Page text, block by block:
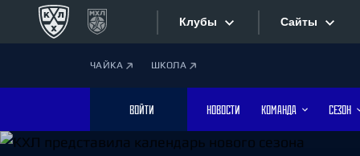
Клубы
Дивизион Боброва
Лада
Сайты
ЧАЙКА ШКОЛА
ВОЙТИ НОВОСТИ КОМАНДА СЕЗОН